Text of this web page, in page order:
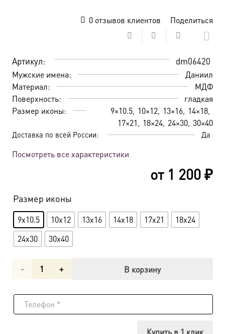
0отзывов клиентов Поделиться
Артикул: dm06420
Мужские имена:
Даниил
Материал:
МДФ
Поверхность:
гладкая
Размер иконы:
9×10.5 10×12 13×16 14×18
17×21
18×24 24×30 30×40
Доставка по всей России: Да
Посмотреть все характеристики
от 1 200₽
Размер иконы
9x10.5 10x12 13x16 14x18 17x21
18x24
24x30
30x40
Количество
Икона
В корзину
Купить в 1 клик